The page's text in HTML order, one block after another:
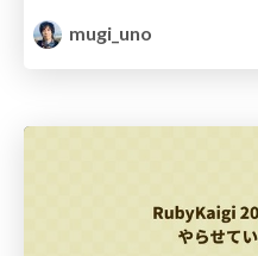
mugi_uno